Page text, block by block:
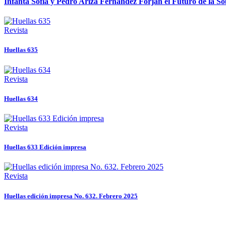
Revista
Huellas 635
Revista
Huellas 634
Revista
Huellas 633 Edición impresa
Revista
Huellas edición impresa No. 632. Febrero 2025